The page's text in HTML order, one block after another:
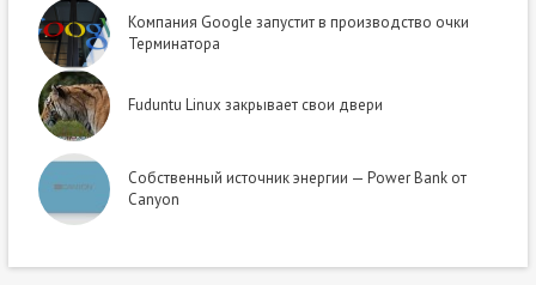
Компания Google запустит в производство очки
Терминатора
Fuduntu Linux закрывает свои двери
Собственный источник энергии — Power Bank от
Canyon